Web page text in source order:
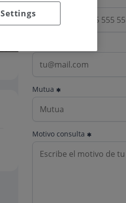
Mutua
Motivo consulta
Settings